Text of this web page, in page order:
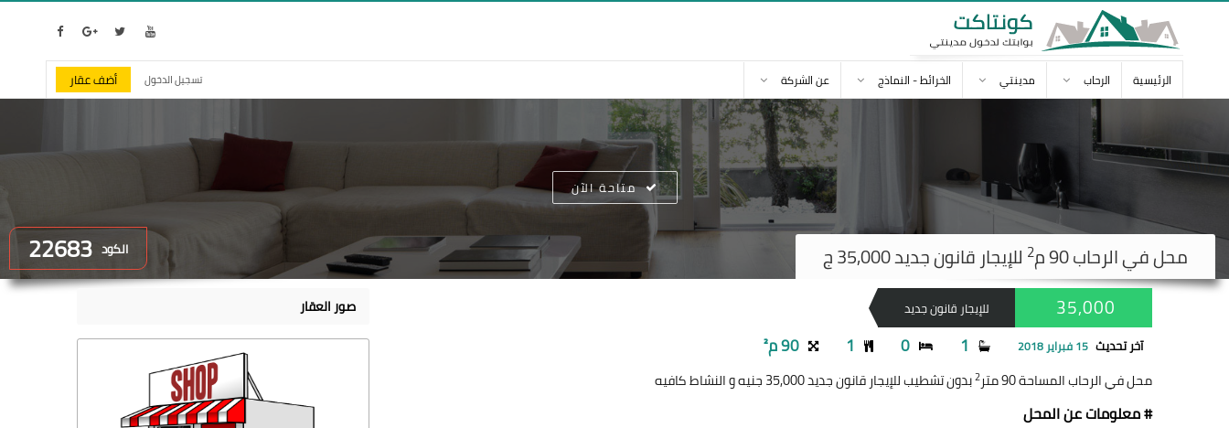
الرئيسية الرحاب مدينتي الخرائط - النماذج عن الشركة تسجيل الدخول أضف عقار
الكود 22683 محل فيالرحاب 2 للإيجار قانون جديد 35,000 ج
متاحة الآن
للإيجار قانون جديد 35,000
آخر تحديث 15 فبراير 2018 1
0
1 90 م²
محل في الرحاب المساحة 90 متر 2بدون تشطيب للإيجار قانون جديد 35,000 جنيه و النشاط كافيه
# معلومات عن المحل
صور العقار